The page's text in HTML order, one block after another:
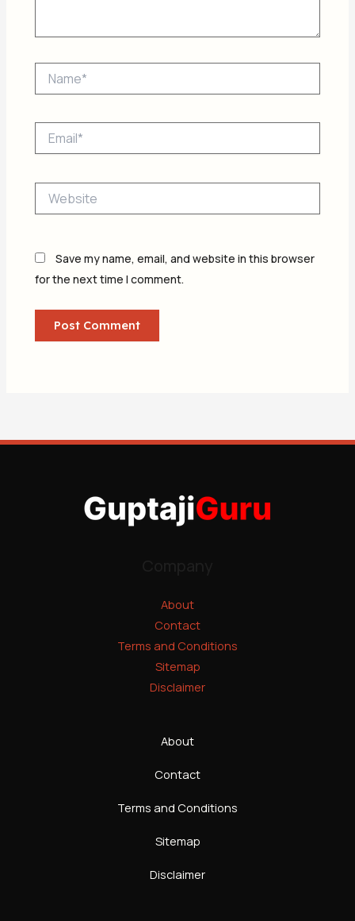
Save my name, email, and website in this browser
for the next time I comment.
About
Contact
Terms and Conditions
Sitemap
Disclaimer
About
Contact
Terms and Conditions
Sitemap
Disclaimer